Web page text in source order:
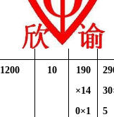
50
1200 10
190
×14
0×1
5